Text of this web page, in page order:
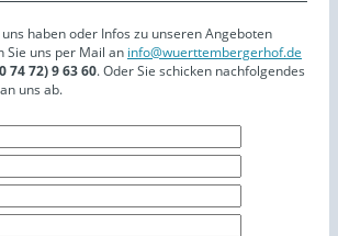
haben oder Infos zu unseren Angeboten
Sie uns per Mail an info@wuerttembergerhof.de
74 72) 9 63 60. Oder Sie schicken nachfolgendes
uns ab.